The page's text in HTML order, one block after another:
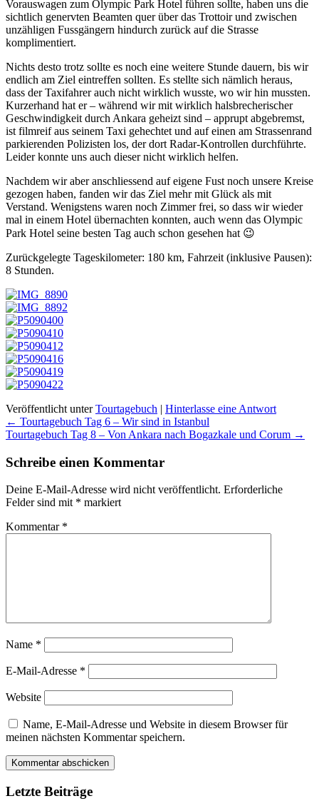
Vorauswagen zum Olympic Park Hotel führen sollte, haben uns die
sichtlich genervten Beamten quer über das Trottoir und zwischen
unzähligen Fussgängern hindurch zurück auf die Strasse
komplimentiert.
Nichts desto trotz sollte es noch eine weitere Stunde dauern, bis wir
endlich am Ziel eintreffen sollten. Es stellte sich nämlich heraus,
dass der Taxifahrer auch nicht wirklich wusste, wo wir hin mussten.
Kurzerhand hat er – während wir mit wirklich halsbrecherischer
Geschwindigkeit durch Ankara geheizt sind – apprupt abgebremst,
ist filmreif aus seinem Taxi gehechtet und auf einen am Strassenrand
parkierenden Polizisten los, der dort Radar-Kontrollen durchführte.
Leider konnte uns auch dieser nicht wirklich helfen.
Nachdem wir aber anschliessend auf eigene Fust noch unsere Kreise
gezogen haben, fanden wir das Ziel mehr mit Glück als mit
Verstand. Wenigstens waren noch Zimmer frei, so dass wir wieder
mal in einem Hotel übernachten konnten, auch wenn das Olympic
Park Hotel seine besten Tag auch schon gesehen hat 😉
Zurückgelegte Tageskilometer: 180 km, Fahrzeit (inklusive Pausen):
8 Stunden.
Veröffentlicht unterTourtagebuch | Hinterlasse eine Antwort
Beitragsnavigation
← Tourtagebuch Tag 6 – Wir sind in Istanbul
Tourtagebuch Tag 8 – Von Ankara nach Bogazkale und Corum →
Schreibe einen Kommentar
Deine E-Mail-Adresse wird nicht veröffentlicht. Erforderliche
Felder sind mit * markiert
Kommentar *
Name *
E-Mail-Adresse *
Website
Name, E-Mail-Adresse und Website in diesem Browser für
meinen nächsten Kommentar speichern.
Letzte Beiträge